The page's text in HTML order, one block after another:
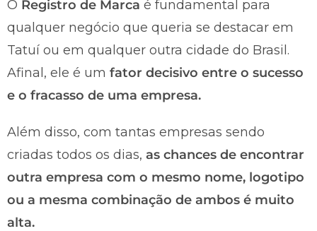
O Registro de Marca é fundamental para
qualquer negócio que queria se destacar em
Tatuí ou em qualquer outra cidade do Brasil.
Afinal, ele é um fator decisivo entre o sucesso
e o fracasso de uma empresa.
Além disso, com tantas empresas sendo
criadas todos os dias, as chances de encontrar
outra empresa com o mesmo nome, logotipo
ou a mesma combinação de ambos é muito
alta.